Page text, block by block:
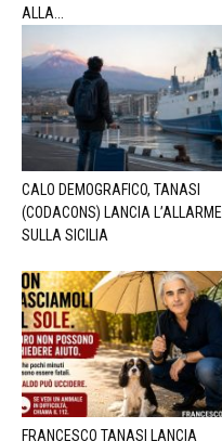
ALLA...
CALO DEMOGRAFICO, TANASI
(CODACONS) LANCIA L’ALLARME
SULLA SICILIA
FRANCESCO TANASI LANCIA